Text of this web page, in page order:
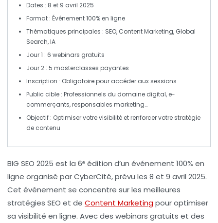
Dates : 8 et 9 avril 2025
Format : Événement 100% en ligne
Thématiques principales : SEO, Content Marketing, Global
Search,IA
Jour 1 : 6 webinars gratuits
Jour 2 : 5 masterclasses payantes
Inscription : Obligatoire pour accéder aux sessions
Public cible : Professionnels du domaine digital, e-
commerçants, responsables marketing…
Objectif : Optimiser votrevisibilité et renforcer votre stratégie
de contenu
BIG SEO 2025 est la 6ᵉ édition d’un événement 100% en
ligne organisé parCyberCité, prévu les 8 et 9 avril 2025.
Cet événement se concentre sur les meilleures
stratégies SEO et de Content Marketingpour optimiser
sa visibilité en ligne. Avec des webinars gratuits et des